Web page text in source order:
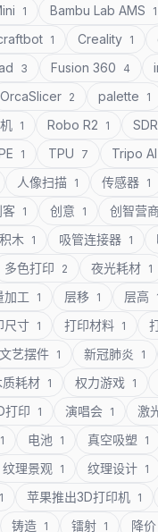
1 Bambu Lab AMS 1
1 Creality 1
3 Fusion 360 4
OrcaSlicer 2 palette 1
1 Robo R2 1
1 TPU 7 Tripo AI
人像扫描 1 传感器 1
客 1 创意 1 创智营
木 1 吸管连接器 1
多色打印 2 夜光耗材 1
加工 1 层移 1 层高
尺寸 1 打印材料 1
文艺摆件 1 新冠肺炎 1
质耗材 1 权力游戏 1
打印 1 演唱会 1 激
1 电池 1 真空吸塑 1
纹理景观 1 纹理设计 1
1 苹果推出3D打印机 1
铸造 1 镭射 1 降价